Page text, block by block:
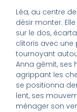
Léa, au centre
désir monter.
sur le dos,
clitoris avec une
tournoyant
Anna gémit, ses
agrippant les
se positionna
lent, ses
ménager son